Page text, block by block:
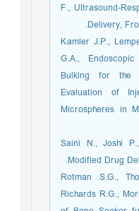
F., Ultrasound-
Delivery,
8. Kamler J.P.,
G.A.,
Bulking for the
Evaluation of
Microspheres in
9. Saini N., Joshi
Modified Drug
10. Rotman S.G.,
Richards R.G.,